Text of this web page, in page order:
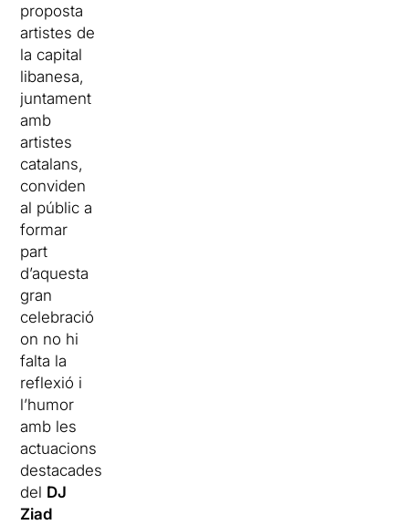
proposta
artistes de
la capital
libanesa,
juntament
amb
artistes
catalans,
conviden
al públic a
formar
part
d’aquesta
gran
celebració
on no hi
falta la
reflexió i
l’humor
amb les
actuacions
destacades
del DJ
Ziad